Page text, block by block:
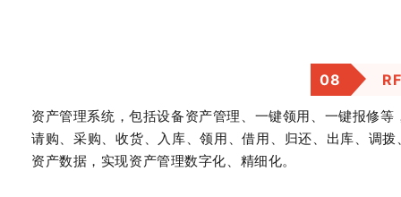
08
资产管理系统，包括设备资产管理、一键领用、一键报修
请购、采购、收货、入库、领用、借用、归还、出库、调
资产数据，实现资产管理数字化、精细化。